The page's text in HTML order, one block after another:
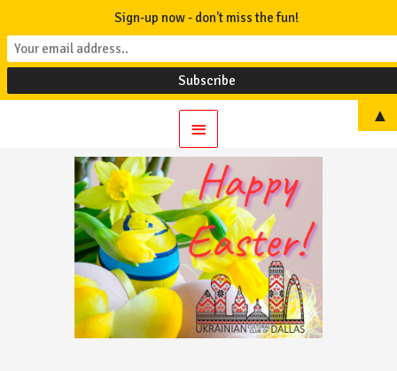
Main
Menu
Sign-up now - don't miss the fun!
▲